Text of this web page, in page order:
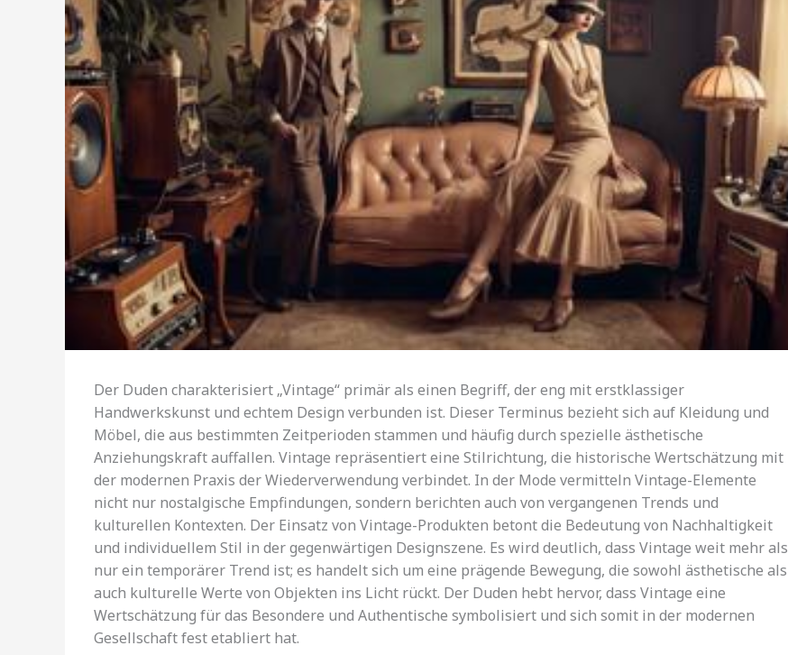
Der Duden charakterisiert „Vintage“ primär als einen Begriff, der eng mit erstklassiger
Handwerkskunst und echtem Design verbunden ist. Dieser Terminus bezieht sich auf Kleidung und
Möbel, die aus bestimmten Zeitperioden stammen und häufig durch spezielle ästhetische
Anziehungskraft auffallen. Vintage repräsentiert eine Stilrichtung, die historische Wertschätzung mit
der modernen Praxis der Wiederverwendung verbindet. In der Mode vermitteln Vintage-Elemente
nicht nur nostalgische Empfindungen, sondern berichten auch von vergangenen Trends und
kulturellen Kontexten. Der Einsatz von Vintage-Produkten betont die Bedeutung von Nachhaltigkeit
und individuellem Stil in der gegenwärtigen Designszene. Es wird deutlich, dass Vintage weit mehr als
nur ein temporärer Trend ist; es handelt sich um eine prägende Bewegung, die sowohl ästhetische als
auch kulturelle Werte von Objekten ins Licht rückt. Der Duden hebt hervor, dass Vintage eine
Wertschätzung für das Besondere und Authentische symbolisiert und sich somit in der modernen
Gesellschaft fest etabliert hat.